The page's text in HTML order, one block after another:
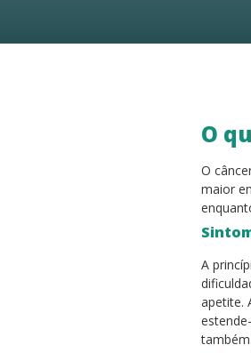
O
O
maior
A
apetite.